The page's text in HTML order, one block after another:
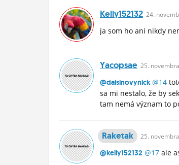
Kelly152132 24.
ja som ho ani nikdy
Yacopsae 25. novembra
@dalsinovynick @14
sa mi nestalo, že by
tam nemá význam to
Raketak 25. novembra
@kelly152132 @17 ale